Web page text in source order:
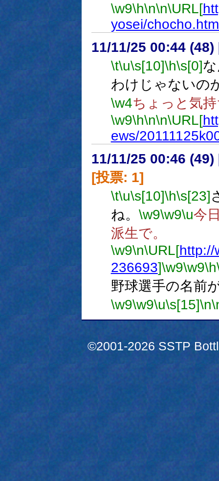
\w9\h\n\n\URL[
yosei/
11/11/25 00:44 (48)
\t\u\s[10]\h\s[0]
わけじゃないの
\w4ちょっと気
\w9\h\n\n\URL[
ews/
11/11/25 00:46 (49)
[投票: 1]
\t\u\s[10]\h\s[23]
ね。 \w9\w9\u今
派生で。
\w9\n\URL[http://
236693]\w9\w9\h
野球選手の名前
\w9\w9\u\s[15]\n
©2001-2026 SSTP